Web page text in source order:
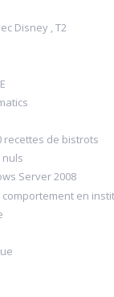
Disney , T2
recettes de bistrots
Server 2008
en